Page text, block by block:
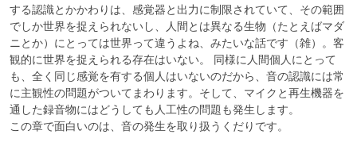
する認識とかかわりは、感覚器と出力に制限されていて、その範囲
でしか世界を捉えられないし、人間とは異なる生物（たとえばマダ
ニとか）にとっては世界って違うよね、みたいな話です（雑）。客
観的に世界を捉えられる存在はいない。 同様に人間個人にとって
も、全く同じ感覚を有する個人はいないのだから、音の認識には常
に主観性の問題がついてまわります。そして、マイクと再生機器を
通した録音物にはどうしても人工性の問題も発生します。
この章で面白いのは、音の発生を取り扱うくだりです。